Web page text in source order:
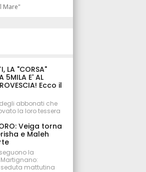
Mare"
LA "CORSA"
5MILA E' AL
Ecco il
abbonati che
la loro tessera
Veiga torna
e Maleh
la
mattutina